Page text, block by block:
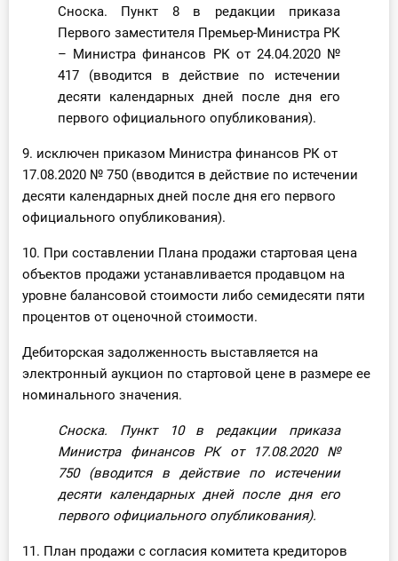
Сноска. Пункт 8 в редакции приказа
Первого заместителя Премьер-Министра РК
– Министра финансов РК от 24.04.2020 №
417 (вводится в действие по истечении
десяти календарных дней после дня его
первого официального опубликования).
9. исключен приказом Министра финансов РК от
17.08.2020 № 750 (вводится в действие по истечении
десяти календарных дней после дня его первого
официального опубликования).
10. При составлении Плана продажи стартовая цена
объектов продажи устанавливается продавцом на
уровне балансовой стоимости либо семидесяти пяти
процентов от оценочной стоимости.
Дебиторская задолженность выставляется на
электронный аукцион по стартовой цене в размере ее
номинального значения.
Сноска. Пункт 10 в редакции приказа
Министра финансов РК от 17.08.2020 №
750(вводится в действие по истечении
десяти календарных дней после дня его
первого официального опубликования).
11. План продажи с согласия комитета кредиторов